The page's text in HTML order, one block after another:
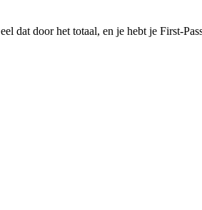
dat door het totaal, en je hebt je First-